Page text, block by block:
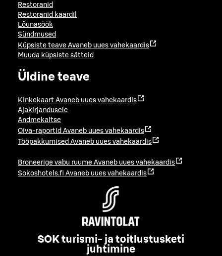
Restoranid
Restoranid kaardil
Lõunasöök
Sündmused
Küpsiste teave Avaneb uues vahekaardis
Muuda küpsiste sätteid
Üldine teave
Kinkekaart Avaneb uues vahekaardis
Ajakirjandusele
Andmekaitse
Oiva-raportid Avaneb uues vahekaardis
Tööpakkumised Avaneb uues vahekaardis
Broneerige vabu ruume Avaneb uues vahekaardis
Sokoshotels.fi Avaneb uues vahekaardis
SOK turismi- ja toitlustusketi
juhtimine